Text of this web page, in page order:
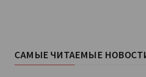
САМЫЕ ЧИТАЕМЫЕ